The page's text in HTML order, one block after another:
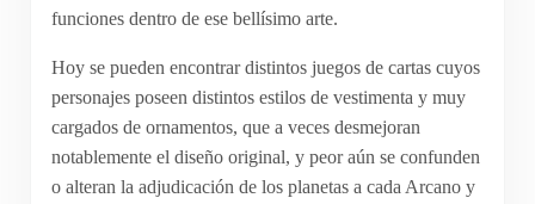
funciones dentro de ese bellísimo arte.
Hoy se pueden encontrar distintos juegos de cartas cuyos
personajes poseen distintos estilos de vestimenta y muy
cargados de ornamentos, que a veces desmejoran
notablemente el diseño original, y peor aún se confunden
o alteran la adjudicación de los planetas a cada Arcano y